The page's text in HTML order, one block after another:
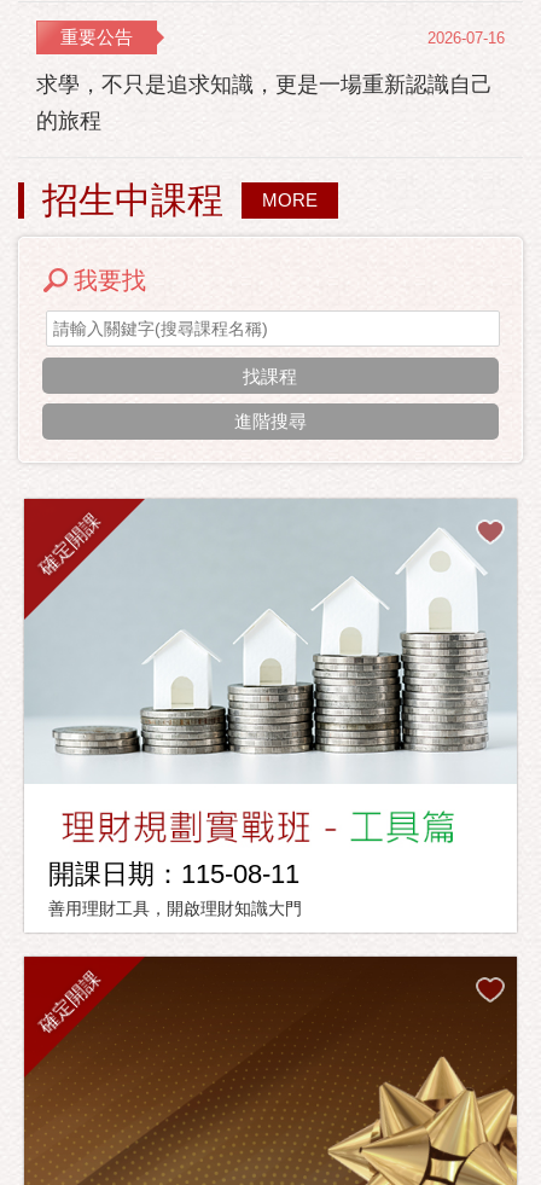
重要公告
求學，不只是追求知識，更是一場重新認識自己
的旅程
2026-07-16
招生中課程 MORE
我要找
進階搜尋
確定開課
開課日期：115-08-11
善用理財工具，開啟理財知識大門
確定開課